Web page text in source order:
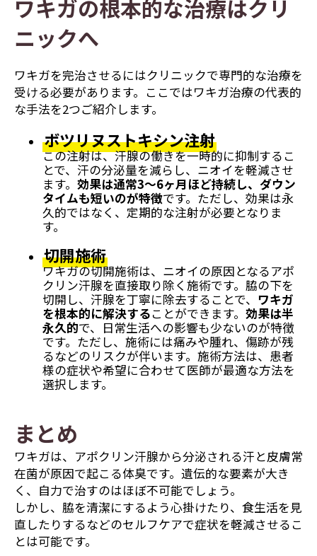
ワキガの根本的な治療はクリ
ニックへ
ワキガを完治させるにはクリニックで専門的な治療を
受ける必要があります。ここではワキガ治療の代表的
な手法を2つご紹介します。
ボツリヌストキシン注射
この注射は、汗腺の働きを一時的に抑制するこ
とで、汗の分泌量を減らし、ニオイを軽減させ
ます。 効果は通常3～6ヶ月ほど持続し、ダウン
タイムも短いのが特徴です。ただし、効果は永
久的ではなく、定期的な注射が必要となりま
す。
切開施術
ワキガの切開施術は、ニオイの原因となるアポ
クリン汗腺を直接取り除く施術です。脇の下を
切開し、汗腺を丁寧に除去することで、 ワキガ
を根本的に解決することができます。 効果は半
永久的で、日常生活への影響も少ないのが特徴
です。ただし、施術には痛みや腫れ、傷跡が残
るなどのリスクが伴います。施術方法は、患者
様の症状や希望に合わせて医師が最適な方法を
選択します。
まとめ
ワキガは、アポクリン汗腺から分泌される汗と皮膚常
在菌が原因で起こる体臭です。遺伝的な要素が大き
く、自力で治すのはほぼ不可能でしょう。
しかし、脇を清潔にするよう心掛けたり、食生活を見
直したりするなどのセルフケアで症状を軽減させるこ
とは可能です。